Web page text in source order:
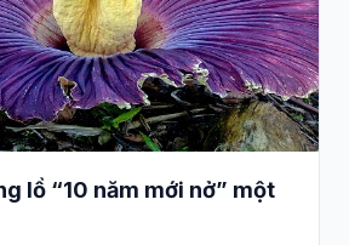
lồ “10 năm mới nở” một